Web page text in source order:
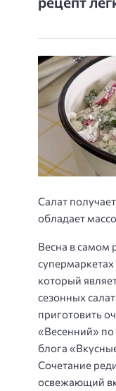
Салат
обладает
Весна в самом
который
сезонных
приготовить
«Весенний» по
блога
Сочетание
освежающий